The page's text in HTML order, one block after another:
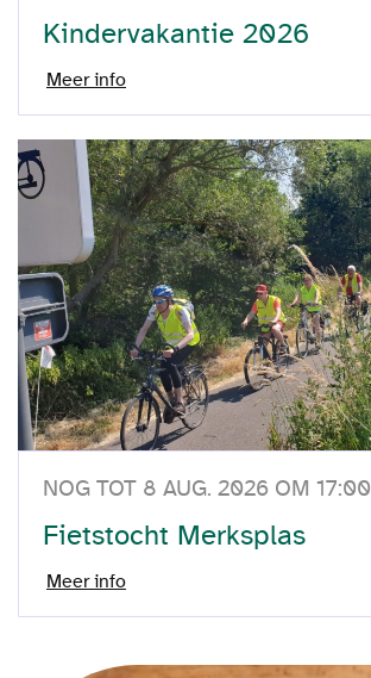
Kindervakantie 2026
Meer info
NOG TOT 8 AUG. 2026 OM 17:00
Fietstocht Merksplas
Meer info